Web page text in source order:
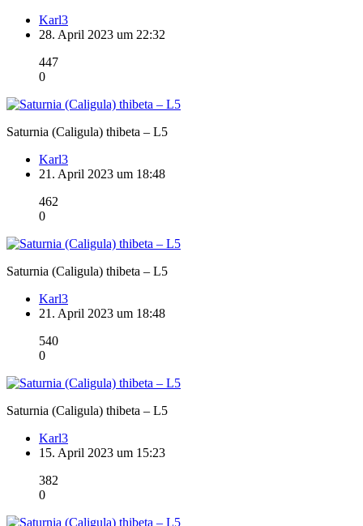
Karl3
28. April 2023 um 22:32
447
0
Saturnia (Caligula) thibeta – L5
Karl3
21. April 2023 um 18:48
462
0
Saturnia (Caligula) thibeta – L5
Karl3
21. April 2023 um 18:48
540
0
Saturnia (Caligula) thibeta – L5
Karl3
15. April 2023 um 15:23
382
0